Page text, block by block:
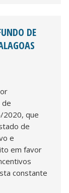
DE
de
2020, que
de
e
em favor
constante